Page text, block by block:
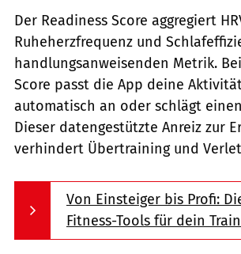
Der Readiness Score aggregiert
Ruheherzfrequenz und
handlungsanweisenden Metrik.
Score passt die App deine
automatisch an oder schlägt
Dieser datengestützte Anreiz zur
verhindert Übertraining und
Von Einsteiger bis Profi:
Fitness-Tools für dein